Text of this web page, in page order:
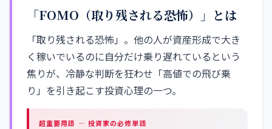
「FOMO（取り残される恐怖）」とは
「取り残される恐怖」。他の人が資産形成で大き
く稼いでいるのに自分だけ乗り遅れているという
焦りが、冷静な判断を狂わせ「高値での飛び乗
り」を引き起こす投資心理の一つ。
超重要用語 — 投資家の必修単語